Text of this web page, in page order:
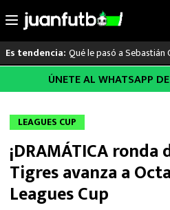
al
Es tendencia: Qué le pasó a Sebastián
LO ÚLTIMO
LIGA MX
RAYADOS
PUMAS
ÚNETE AL WHATSAPP
LEAGUES CUP
¡DRAMÁTICA ronda
Tigres avanza a
Leagues Cup